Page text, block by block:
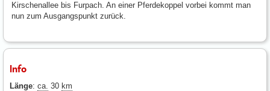
Kirschenallee bis Furpach. An einer Pferdekoppel vorbei kommt man
nun zum Ausgangspunkt zurück.
Info
Länge: ca. 30 km